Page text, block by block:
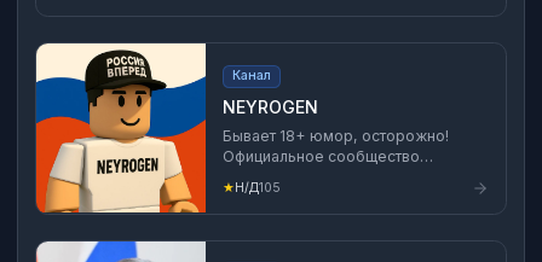
Канал
NEYROGEN
Бывает 18+ юмор, осторожно!
Официальное сообщество
NEYROGEN в MAX
★Н/Д105